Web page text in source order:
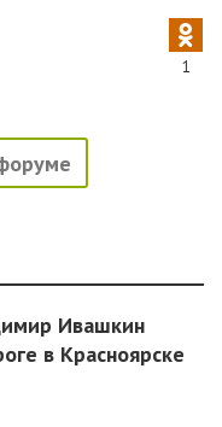
1
Ивашкин
в Красноярске